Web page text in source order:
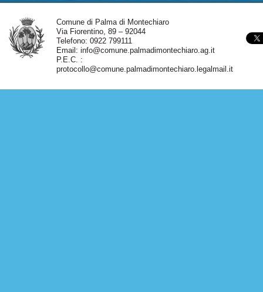
Comune di Palma di Montechiaro
Via Fiorentino, 89 – 92044
Telefono: 0922 799111
Email: info@comune.palmadimontechiaro.ag.it
P.E.C. :
protocollo@comune.palmadimontechiaro.legalmail.it